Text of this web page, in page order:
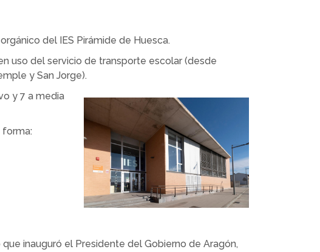
del IES Pirámide de Huesca.
uso del servicio de transporte escolar (desde
y San Jorge).
y 7 a media
forma:
inauguró el Presidente del Gobierno de Aragón,